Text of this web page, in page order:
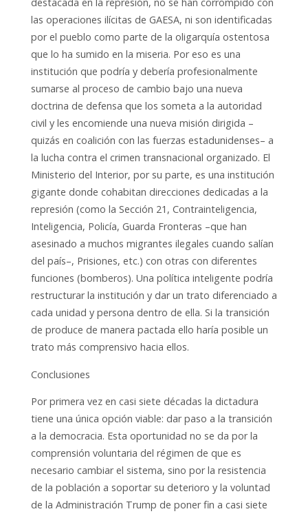
destacada en la represión, no se han corrompido con
las operaciones ilícitas de GAESA, ni son identificadas
por el pueblo como parte de la oligarquía ostentosa
que lo ha sumido en la miseria. Por eso es una
institución que podría y debería profesionalmente
sumarse al proceso de cambio bajo una nueva
doctrina de defensa que los someta a la autoridad
civil y les encomiende una nueva misión dirigida –
quizás en coalición con las fuerzas estadunidenses– a
la lucha contra el crimen transnacional organizado. El
Ministerio del Interior, por su parte, es una institución
gigante donde cohabitan direcciones dedicadas a la
represión (como la Sección 21, Contrainteligencia,
Inteligencia, Policía, Guarda Fronteras –que han
asesinado a muchos migrantes ilegales cuando salían
del país–, Prisiones, etc.) con otras con diferentes
funciones (bomberos). Una política inteligente podría
restructurar la institución y dar un trato diferenciado a
cada unidad y persona dentro de ella. Si la transición
de produce de manera pactada ello haría posible un
trato más comprensivo hacia ellos.
Conclusiones
Por primera vez en casi siete décadas la dictadura
tiene una única opción viable: dar paso a la transición
a la democracia. Esta oportunidad no se da por la
comprensión voluntaria del régimen de que es
necesario cambiar el sistema, sino por la resistencia
de la población a soportar su deterioro y la voluntad
de la Administración Trump de poner fin a casi siete